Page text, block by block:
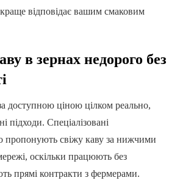
відповідає вашим смаковим
в зернах недорого без
доступною ціною цілком реально,
підходи. Спеціалізовані
пропонують свіжу каву за нижчими
оскільки працюють без
прямі контракти з фермерами.